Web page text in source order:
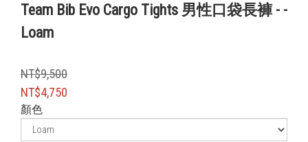
Team Bib Evo Cargo Tights 男性口袋長褲 - -
Loam
NT$9,500
NT$4,750
顏色